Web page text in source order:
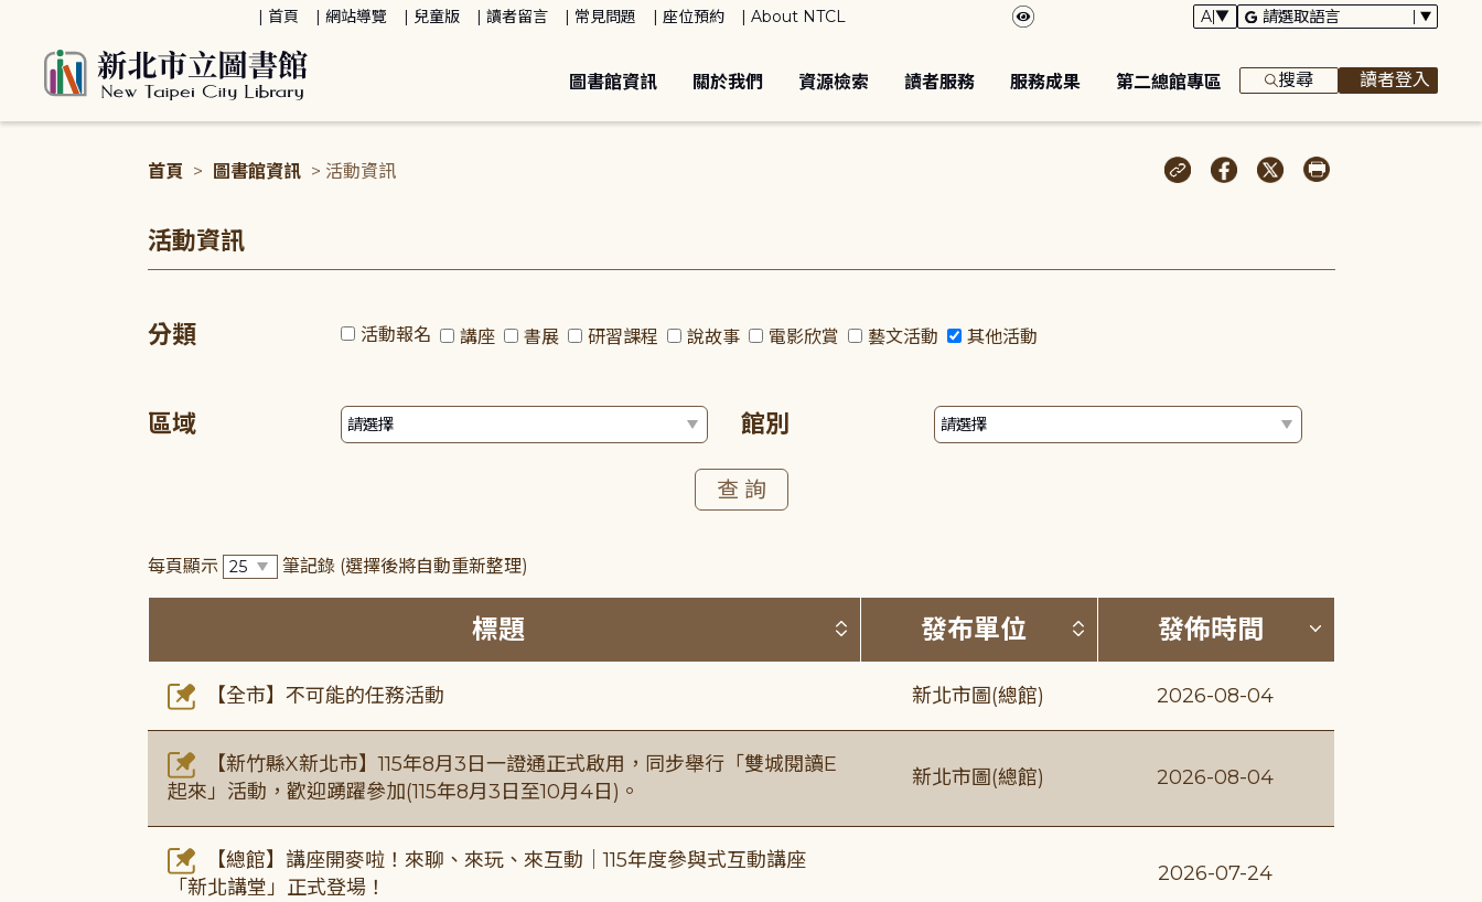
首頁 網站導覽 兒童版 讀者留言 常見問題 座位預約 About NTCL
圖書館資訊 關於我們 資源檢索 讀者服務 服務成果 第二總館專區 搜尋 讀者登入
首頁 > 圖書館資訊 > 活動資訊
活動資訊
分類 活動報名 講座 書展 研習課程 說故事 電影欣賞 藝文活動 其他活動
區域 館別
每頁顯示 筆記錄 (選擇後將自動重新整理)
標題 按標題排序 (升降冪)
發布單位 按發布單位排序 (升降冪)
發佈時間 按發佈時間
【全市】不可能的任務活動 新北市圖(總館) 2026-08-04
【新竹縣X新北市】115年8月3日一證通正式啟用，同步舉行「雙城閱讀E
起來」活動，歡迎踴躍參加(115年8月3日至10月4日)。
新北市圖(總館) 2026-08-04
【總館】講座開麥啦！來聊、來玩、來互動｜115年度參與式互動講座
「新北講堂」正式登場！
2026-07-24